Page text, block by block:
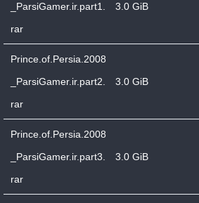
_ParsiGamer.ir.part1.
rar
3.0 GiB
Prince.of.Persia.2008
_ParsiGamer.ir.part2.
rar
3.0 GiB
Prince.of.Persia.2008
_ParsiGamer.ir.part3.
rar
3.0 GiB